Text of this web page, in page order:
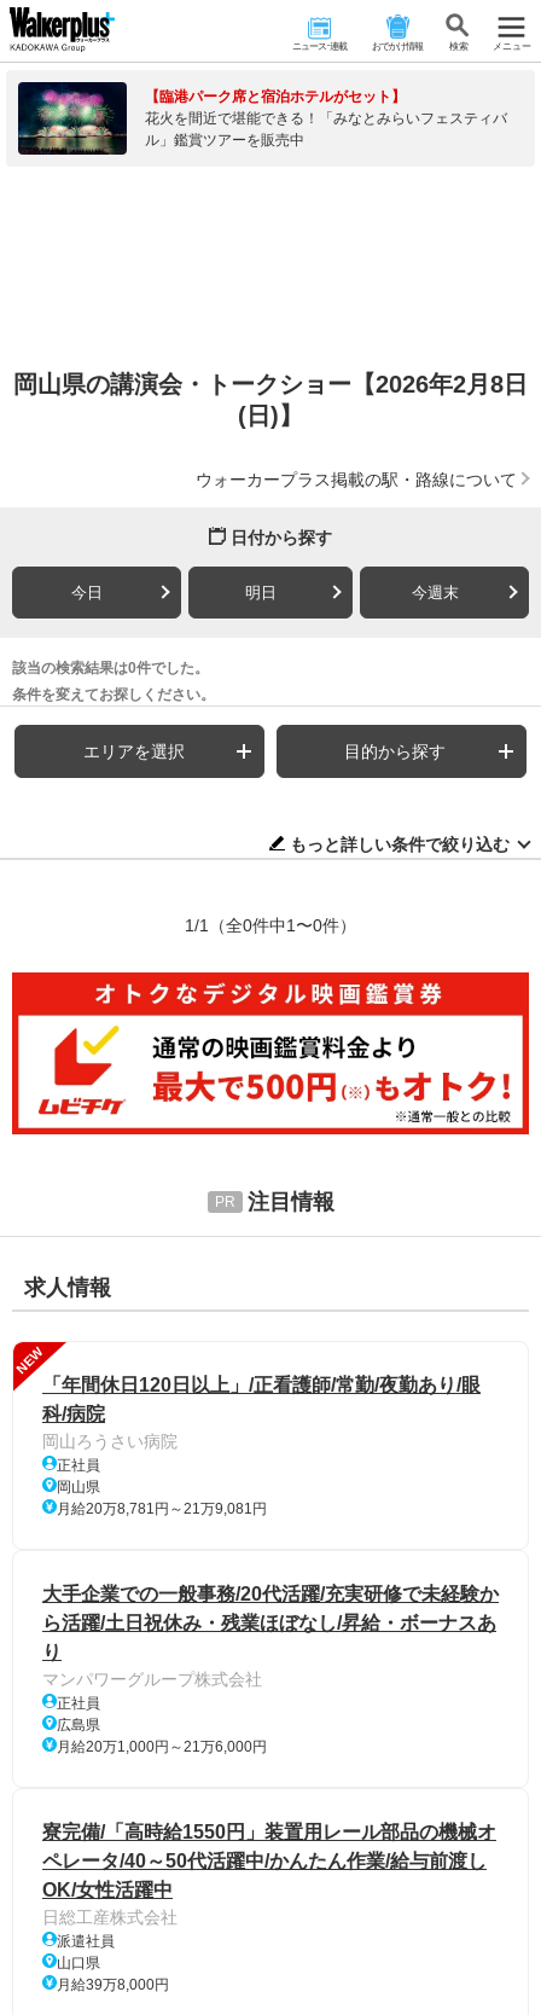
ニュース･連載 おでかけ情報 検 索 メニュー
【臨港パーク席と宿泊ホテルがセット】
花火を間近で堪能できる！「みなとみらいフェスティバ
ル」鑑賞ツアーを販売中
岡山県の講演会・トークショー【2026年2月8日
(日)】
ウォーカープラス掲載の駅・路線について
日付から探す
今日 明日 今週末
該当の検索結果は0件でした。
条件を変えてお探しください。
エリアを選択 目的から探す
もっと詳しい条件で絞り込む
1/1 （全0件中1〜0件）
注目情報
求人情報
NEW
「年間休日120日以上」/正看護師/常勤/夜勤あり/眼
科/病院
岡山ろうさい病院
正社員
岡山県
月給20万8,781円～21万9,081円
大手企業での一般事務/20代活躍/充実研修で未経験か
ら活躍/土日祝休み・残業ほぼなし/昇給・ボーナスあ
り
マンパワーグループ株式会社
正社員
広島県
月給20万1,000円～21万6,000円
寮完備/「高時給1550円」装置用レール部品の機械オ
ペレータ/40～50代活躍中/かんたん作業/給与前渡し
OK/女性活躍中
日総工産株式会社
派遣社員
山口県
月給39万8,000円